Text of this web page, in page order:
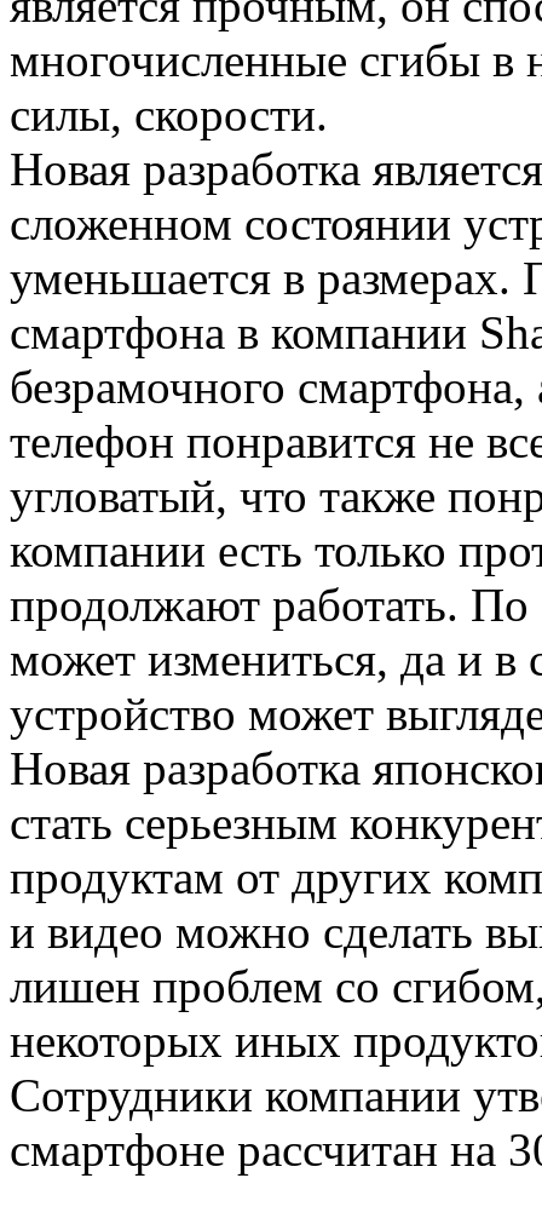
многочисленные сгибы в
силы, скорости.
Новая разработка
сложенном состоянии
уменьшается в размерах.
смартфона в компании
безрамочного
телефон понравится не
угловатый, что также
компании есть только
продолжают работать. По
может измениться, да и в
устройство может
Новая разработка
стать серьезным
продуктам от других
и видео можно сделать
лишен проблем со
некоторых иных
Сотрудники компании
смартфоне рассчитан на